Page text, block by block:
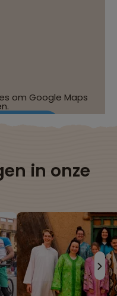
om Google Maps
in onze